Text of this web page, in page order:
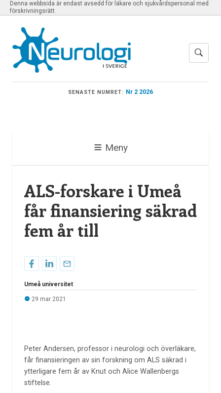
Denna webbsida är endast avsedd för läkare och sjukvårdspersonal med
förskrivningsrätt.
SENASTE NUMRET: Nr 2 2026
Meny
ALS-forskare i Umeå
får finansiering säkrad
fem år till
Umeå universitet
29 mar 2021
Peter Andersen, professor i neurologi och överläkare,
får finansieringen av sin forskning om ALS säkrad i
ytterligare fem år av Knut och Alice Wallenbergs
stiftelse.